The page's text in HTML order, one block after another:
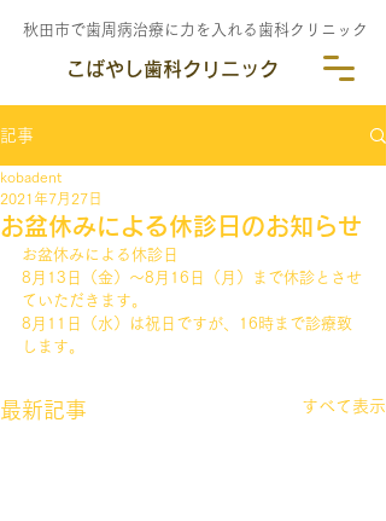
こばやし歯科クリニック
秋田市で歯周病治療に力を入れる歯科クリニック
記事
お盆休みによる休診日のお知らせ
kobadent
2021年7月27日
お盆休みによる休診日
8月13日（金）～8月16日（月）まで休診とさせ
ていただきます。
8月11日（水）は祝日ですが、16時まで診療致
します。
最新記事 すべて表示